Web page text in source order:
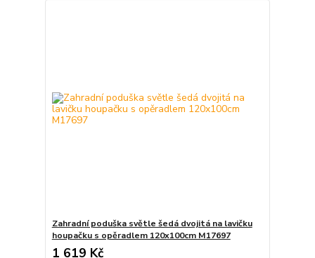
Zahradní poduška světle šedá dvojitá na lavičku
houpačku s opěradlem 120x100cm M17697
1 619 Kč